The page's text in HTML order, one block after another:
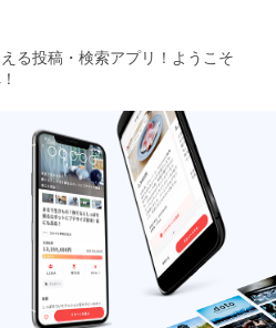
サ
ワ
ワ―
ーの
サワ―
し
てい
とも
を宜
す！
る投稿・検索アプリ！ようこそ